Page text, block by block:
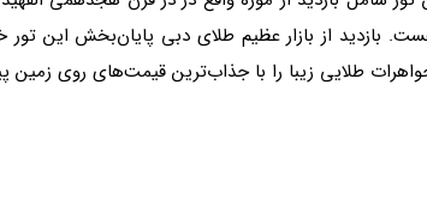
بازدید از بازار عظیم طلای دبی پایان‌بخش این تور
طلایی زیبا را با جذاب‌ترین قیمت‌های روی زمین